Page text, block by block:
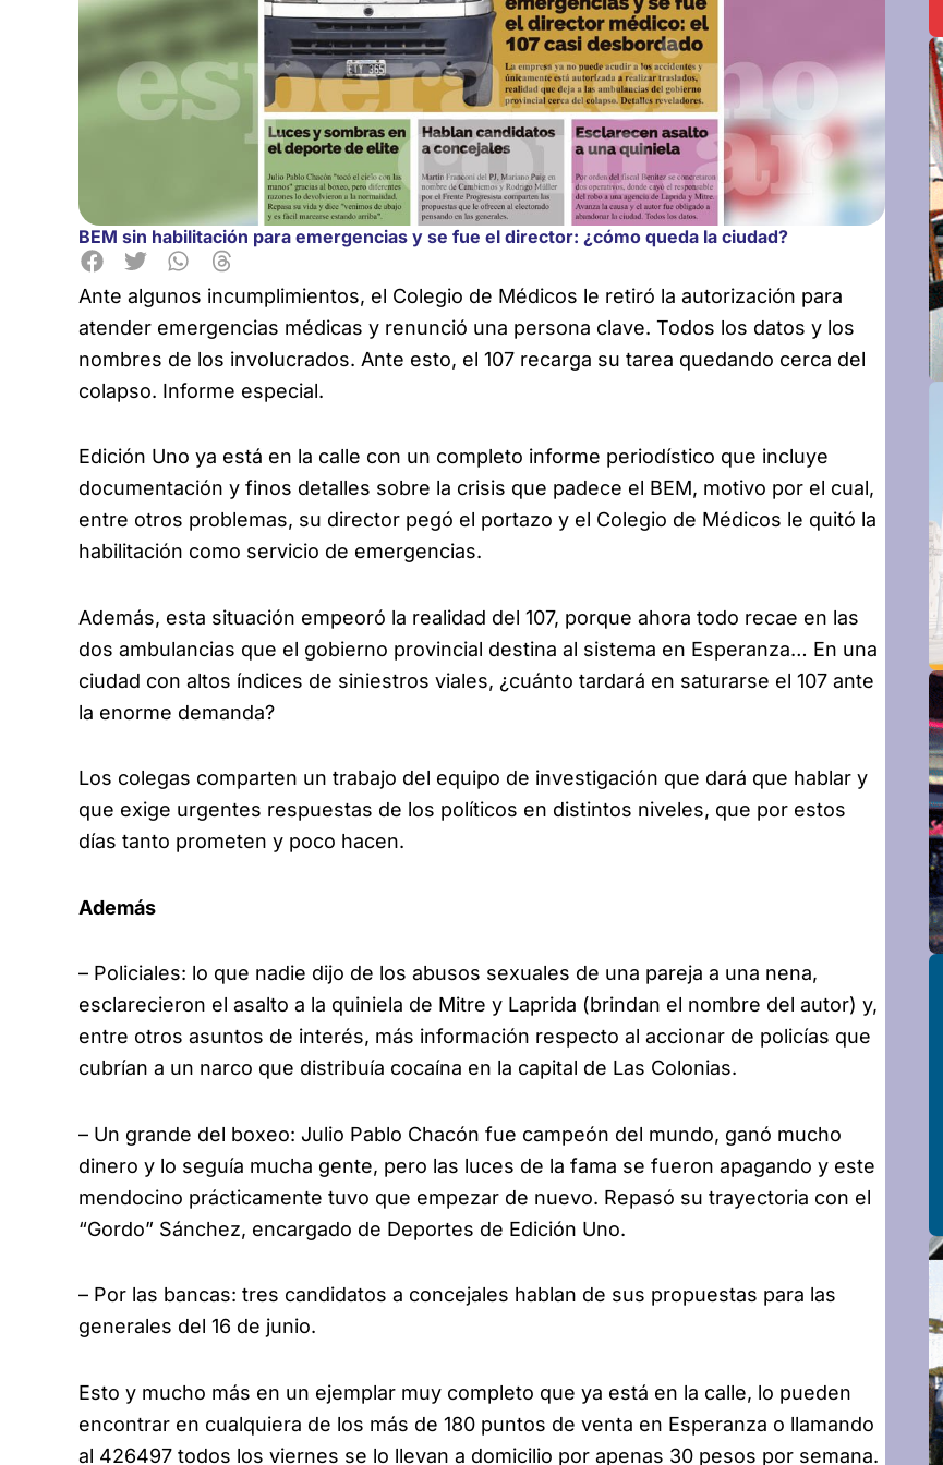
BEM sin habilitación para emergencias y se fue el director: ¿cómo queda la ciudad?
Ante algunos incumplimientos, el Colegio de Médicos le retiró la autorización para
atender emergencias médicas y renunció una persona clave. Todos los datos y los
nombres de los involucrados. Ante esto, el 107 recarga su tarea quedando cerca del
colapso. Informe especial.
Edición Uno ya está en la calle con un completo informe periodístico que incluye
documentación y finos detalles sobre la crisis que padece el BEM, motivo por el cual,
entre otros problemas, su director pegó el portazo y el Colegio de Médicos le quitó la
habilitación como servicio de emergencias.
Además, esta situación empeoró la realidad del 107, porque ahora todo recae en las
dos ambulancias que el gobierno provincial destina al sistema en Esperanza… En una
ciudad con altos índices de siniestros viales, ¿cuánto tardará en saturarse el 107 ante
la enorme demanda?
Los colegas comparten un trabajo del equipo de investigación que dará que hablar y
que exige urgentes respuestas de los políticos en distintos niveles, que por estos
días tanto prometen y poco hacen.
Además
– Policiales: lo que nadie dijo de los abusos sexuales de una pareja a una nena,
esclarecieron el asalto a la quiniela de Mitre y Laprida (brindan el nombre del autor) y,
entre otros asuntos de interés, más información respecto al accionar de policías que
cubrían a un narco que distribuía cocaína en la capital de Las Colonias.
– Un grande del boxeo: Julio Pablo Chacón fue campeón del mundo, ganó mucho
dinero y lo seguía mucha gente, pero las luces de la fama se fueron apagando y este
mendocino prácticamente tuvo que empezar de nuevo. Repasó su trayectoria con el
“Gordo” Sánchez, encargado de Deportes de Edición Uno.
– Por las bancas: tres candidatos a concejales hablan de sus propuestas para las
generales del 16 de junio.
Esto y mucho más en un ejemplar muy completo que ya está en la calle, lo pueden
encontrar en cualquiera de los más de 180 puntos de venta en Esperanza o llamando
al 426497 todos los viernes se lo llevan a domicilio por apenas 30 pesos por semana.